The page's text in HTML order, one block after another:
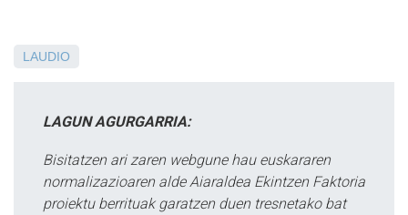
LAUDIO
LAGUN AGURGARRIA:
Bisitatzen ari zaren webgune hau euskararen
normalizazioaren alde Aiaraldea Ekintzen Faktoria
proiektu berrituak garatzen duen tresnetako bat